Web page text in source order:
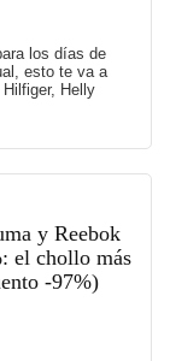
los días de
esto te va a
Helly
y Reebok
el chollo más
-97%)